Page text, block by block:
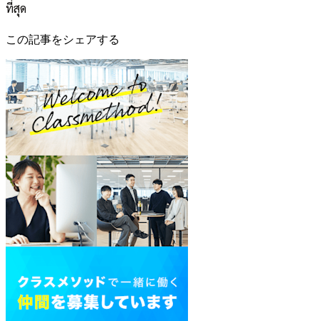
ที่สุด
この記事をシェアする